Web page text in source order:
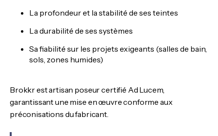
La profondeur et la stabilité de ses teintes
La durabilité de ses systèmes
Sa fiabilité sur les projets exigeants (salles de bain,
sols, zones humides)
Brokkr est artisan poseur certifié Ad Lucem,
garantissant une mise en œuvre conforme aux
préconisations du fabricant.